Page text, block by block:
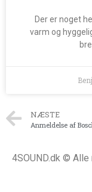
Der er noget
varm og
NÆSTE
4SOUND.dk ©